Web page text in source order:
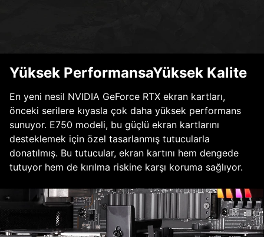
Yüksek PerformansaYüksek Kalite
En yeni nesil NVIDIA GeForce RTX ekran kartları,
önceki serilere kıyasla çok daha yüksek performans
sunuyor. E750 modeli, bu güçlü ekran kartlarını
desteklemek için özel tasarlanmış tutucularla
donatılmış. Bu tutucular, ekran kartını hem dengede
tutuyor hem de kırılma riskine karşı koruma sağlıyor.